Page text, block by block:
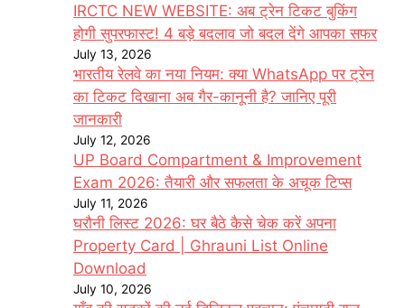
IRCTC NEW WEBSITE: अब ट्रेन टिकट बुकिंग
होगी सुपरफास्ट! 4 बड़े बदलाव जो बदल देंगे आपका सफर
July 13, 2026
भारतीय रेलवे का नया नियम: क्या WhatsApp पर ट्रेन
का टिकट दिखाना अब गैर-कानूनी है? जानिए पूरी
जानकारी
July 12, 2026
UP Board Compartment & Improvement
Exam 2026: तैयारी और सफलता के अचूक टिप्स
July 11, 2026
घरौनी लिस्ट 2026: घर बैठे कैसे चेक करें अपना
Property Card | Ghrauni List Online
Download
July 10, 2026